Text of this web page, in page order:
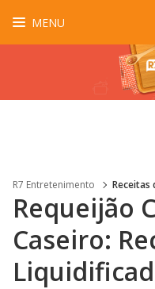
MENU
R7 Entretenimento Receitas
Requeijão
Caseiro: